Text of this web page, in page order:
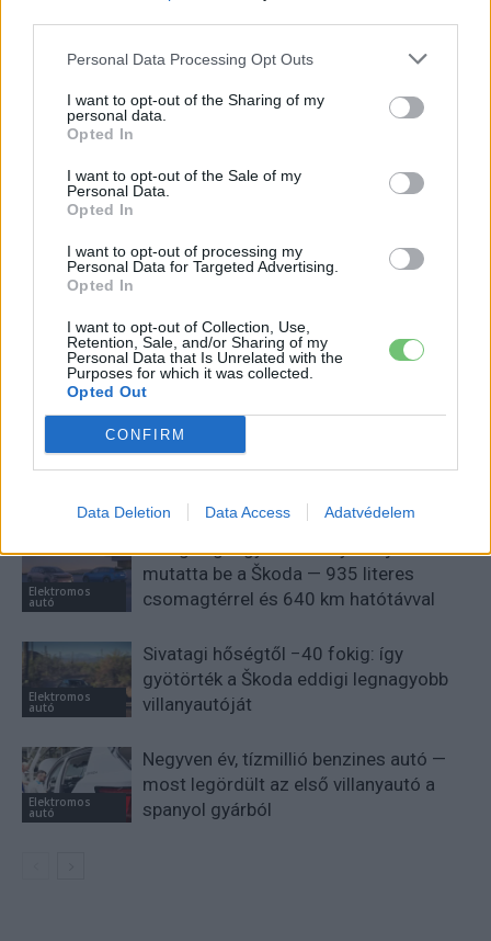
Personal Data Processing Opt Outs
I want to opt-out of the Sharing of my
personal data.
Opted In
I want to opt-out of the Sale of my
Personal Data.
Opted In
I want to opt-out of processing my
Personal Data for Targeted Advertising.
Opted In
I want to opt-out of Collection, Use,
Retention, Sale, and/or Sharing of my
Personal Data that Is Unrelated with the
Purposes for which it was collected.
Opted Out
CONFIRM
Data Deletion Data Access Adatvédelem
Eriqo
Főállásban Informatikus kocka, de lelkében elkötelezett gamer,
Elektromos
autó
Eddigi legnagyobb villanyautóját
mutatta be a Škoda — 935 literes
csomagtérrel és 640 km hatótávval
Elektromos
autó
Sivatagi hőségtől −40 fokig: így
gyötörték a Škoda eddigi legnagyobb
villanyautóját
Elektromos
autó
Negyven év, tízmillió benzines autó —
most legördült az első villanyautó a
spanyol gyárból